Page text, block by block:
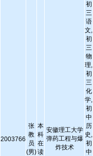
2003766
张
教
员
(男)
本
科
在
读
安徽理工大学
弹药工程与爆
炸技术
初
三
语
文,
初
三
物
理,
初
三
化
学,
初
中
历
史,
初
中